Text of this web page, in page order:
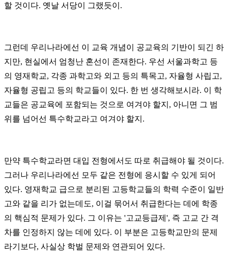
할 것이다. 옛날 서당이 그랬듯이.
그런데 우리나라에선 이 교육 개념이 공교육의 기반이 되긴 하
지만, 현실에서 엄청난 혼선이 존재한다. 우선 서울과학고 등
의 영재학교, 각종 과학고와 외고 등의 특목고, 자율형 사립고,
자율형 공립고 등의 학교들이 있다. 한 번 생각해보시라. 이 학
교들은 공교육에 포함되는 것으로 여겨야 할지, 아니면 그 범
위를 넘어선 특수학교라고 여겨야 할지.
만약 특수학교라면 대입 전형에서도 따로 취급해야 될 것이다.
그러나 우리나라에선 모두 같은 전형에 응시할 수 있게 되어
있다. 영재학교 급으로 분리된 고등학교들의 학력 수준이 일반
고와 같을 리가 없는데도, 이걸 묶어서 취급한다는 데에 학종
의 핵심적 문제가 있다. 그 이유는 '고교등급제', 즉 고교 간 격
차를 인정하지 않는 데에 있다. 이 부분은 고등학교만의 문제
라기보다, 사실상 학벌 문제와 연관되어 있다.